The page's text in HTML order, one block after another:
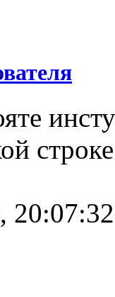
20:07:32